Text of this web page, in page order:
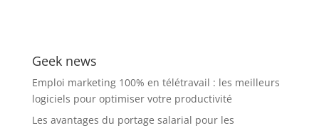
Geek news
Emploi marketing 100% en télétravail : les meilleurs
logiciels pour optimiser votre productivité
Les avantages du portage salarial pour les